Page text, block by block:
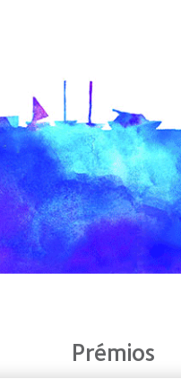
Prémios